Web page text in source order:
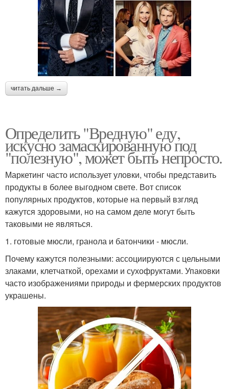
читать дальше →
Определить "Вредную" еду,
искусно замаскированную под
"полезную", может быть непросто.
Маркетинг часто использует уловки, чтобы представить
продукты в более выгодном свете. Вот список
популярных продуктов, которые на первый взгляд
кажутся здоровыми, но на самом деле могут быть
таковыми не являться.
1. готовые мюсли, гранола и батончики - мюсли.
Почему кажутся полезными: ассоциируются с цельными
злаками, клетчаткой, орехами и сухофруктами. Упаковки
часто изображениями природы и фермерских продуктов
украшены.